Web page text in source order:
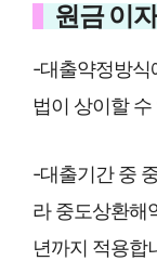
원금 이
-대출약정방식
법이 상이할
-대출기간 중
라 중도상환해
년까지 적용합